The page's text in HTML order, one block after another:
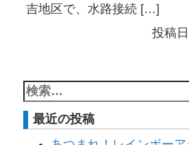
吉地区で、水路接続 […]
投稿
最近の投稿